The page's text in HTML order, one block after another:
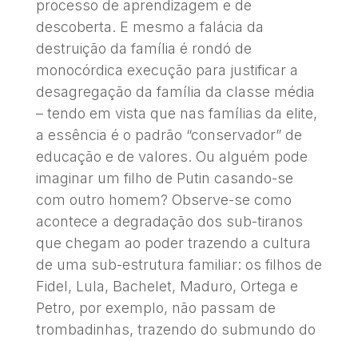
processo de aprendizagem e de
descoberta. E mesmo a falácia da
destruição da família é rondó de
monocórdica execução para justificar a
desagregação da família da classe média
– tendo em vista que nas famílias da elite,
a essência é o padrão “conservador” de
educação e de valores. Ou alguém pode
imaginar um filho de Putin casando-se
com outro homem? Observe-se como
acontece a degradação dos sub-tiranos
que chegam ao poder trazendo a cultura
de uma sub-estrutura familiar: os filhos de
Fidel, Lula, Bachelet, Maduro, Ortega e
Petro, por exemplo, não passam de
trombadinhas, trazendo do submundo do